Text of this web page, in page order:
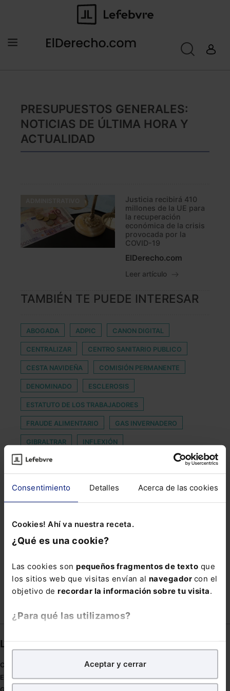
Consentimiento Detalles Acerca de las cookies
Cookies! Ahí va nuestra receta.
¿Qué es una cookie?
Las cookies son pequeños fragmentos de texto que
los sitios web que visitas envían al navegador con el
objetivo de recordar la información sobre tu visita.
¿Para qué las utilizamos?
analíticospara tratar demejorar tu experienciaen
nuestra página web. También con fines publicitarios,
para poder mostrarte publicidad y contenidos de tu
Aceptar y cerrar
PRESUPUESTOS GENERALES:
NOTICIAS DE ÚLTIMA HORA Y
ACTUALIDAD
Justicia recibirá 410
millones de la UE para
la recuperación
económica de la crisis
provocada por la
COVID-19
ElDerecho.com
Leer artículo
TAMBIÉN TE PUEDE INTERESAR
ABOGADA ADPIC CANON DIGITAL
CENTRALIZAR CENTRO SANITARIO PUBLICO
CESTA NAVIDEÑA COMISIÓN PERMANENTE
DENOMINADO ESCLEROSIS
ESTATUTO DE LOS TRABAJADORES
FRAUDE ALIMENTARIO GAS INVERNADERO
GIBRALTRAR INFLEXIÓN
INFORMACIÓN CORPORATIVA INTELIGENTES
SUSANA GONZÁLEZ RUISÁNCHEZ SUSPENDER
Links directos
Coronavirus
Estudio de salud abogacía